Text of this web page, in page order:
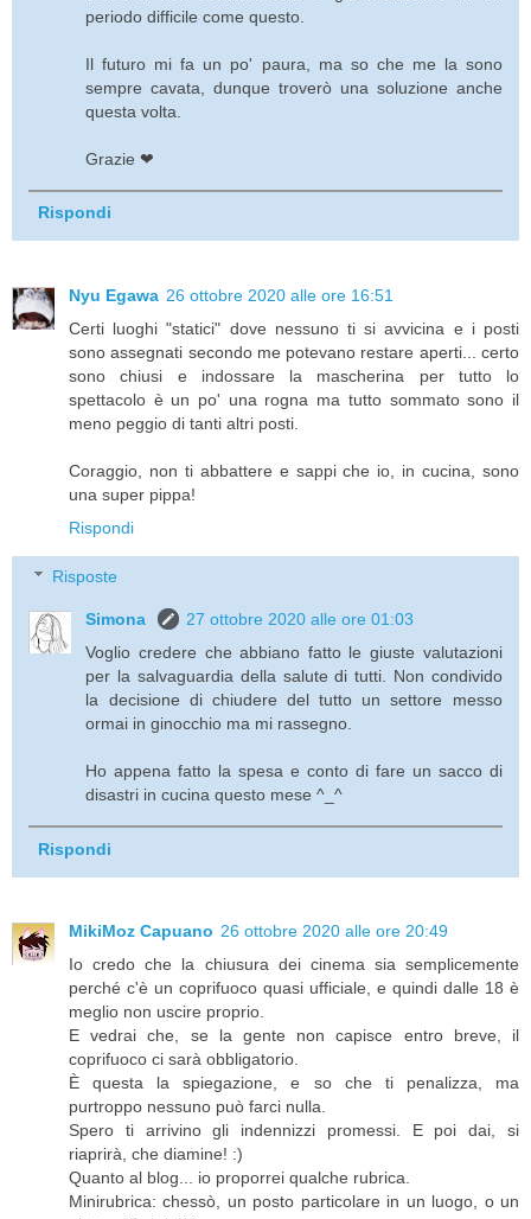
periodo difficile come questo.
Il futuro mi fa un po' paura, ma so che me la sono
sempre cavata, dunque troverò una soluzione anche
questa volta.
Grazie ❤
Rispondi
Nyu Egawa 26 ottobre 2020 alle ore 16:51
Certi luoghi "statici" dove nessuno ti si avvicina e i posti
sono assegnati secondo me potevano restare aperti... certo
sono chiusi e indossare la mascherina per tutto lo
spettacolo è un po' una rogna ma tutto sommato sono il
meno peggio di tanti altri posti.
Coraggio, non ti abbattere e sappi che io, in cucina, sono
una super pippa!
Rispondi
Risposte
Simona
27 ottobre 2020 alle ore 01:03
Voglio credere che abbiano fatto le giuste valutazioni
per la salvaguardia della salute di tutti. Non condivido
la decisione di chiudere del tutto un settore messo
ormai in ginocchio ma mi rassegno.
Ho appena fatto la spesa e conto di fare un sacco di
disastri in cucina questo mese ^_^
Rispondi
MikiMoz Capuano 26 ottobre 2020 alle ore 20:49
Io credo che la chiusura dei cinema sia semplicemente
perché c'è un coprifuoco quasi ufficiale, e quindi dalle 18 è
meglio non uscire proprio.
E vedrai che, se la gente non capisce entro breve, il
coprifuoco ci sarà obbligatorio.
È questa la spiegazione, e so che ti penalizza, ma
purtroppo nessuno può farci nulla.
Spero ti arrivino gli indennizzi promessi. E poi dai, si
riaprirà, che diamine! :)
Quanto al blog... io proporrei qualche rubrica.
Minirubrica: chessò, un posto particolare in un luogo, o un